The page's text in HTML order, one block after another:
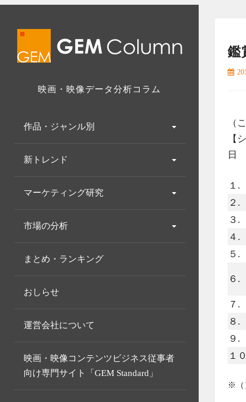
映画・映像データ分析コラム
作品・ジャンル別
新トレンド
マーケティング研究
市場の分析
まとめ・ランキング
おしらせ
運営会社について
映画・映像コンテンツビジネス従事者
向け専門サイト「GEM Standard」
鑑
（
【
日
１.
２.
３.
４.
５.
６.
７.
８.
９.
１
※（